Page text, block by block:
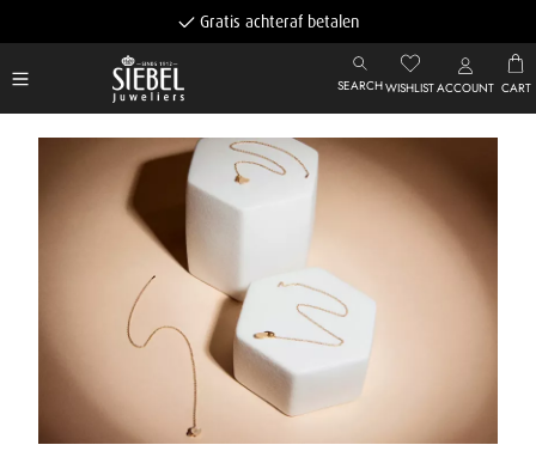
Gratis achteraf betalen
SEARCHWISHLISTACCOUNT CART